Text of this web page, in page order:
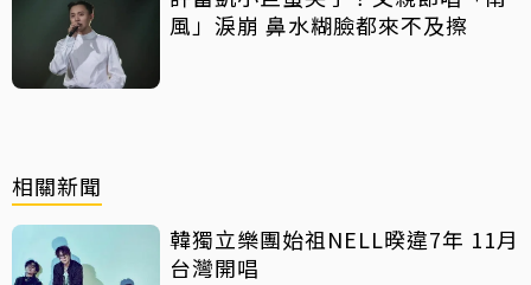
風」淚崩 鼻水糊臉都來不及擦
相關新聞
韓獨立樂團始祖NELL暌違7年 11月
台灣開唱